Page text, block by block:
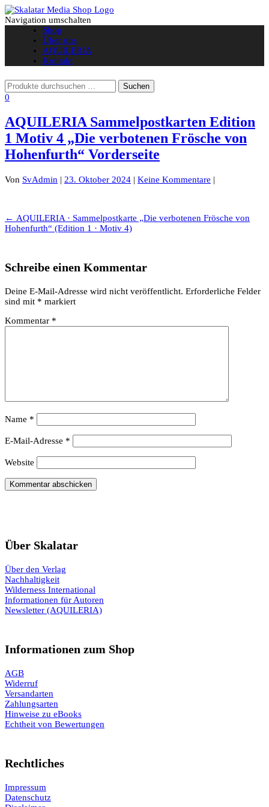
Navigation umschalten
Shop
Über uns
AQUILERIA
Kontakt
0
AQUILERIA Sammelpostkarten Edition
1 Motiv 4 „Die verbotenen Frösche von
Hohenfurth“ Vorderseite
Von SvAdmin | 23. Oktober 2024 | Keine Kommentare |
Beitragsnavigation
← AQUILERIA · Sammelpostkarte „Die verbotenen Frösche von
Hohenfurth“ (Edition 1 · Motiv 4)
Schreibe einen Kommentar
Deine E-Mail-Adresse wird nicht veröffentlicht. Erforderliche Felder
sind mit * markiert
Kommentar *
Name *
E-Mail-Adresse *
Website
Über Skalatar
Über den Verlag
Nachhaltigkeit
Wilderness International
Informationen für Autoren
Newsletter (AQUILERIA)
Informationen zum Shop
AGB
Widerruf
Versandarten
Zahlungsarten
Hinweise zu eBooks
Echtheit von Bewertungen
Rechtliches
Impressum
Datenschutz